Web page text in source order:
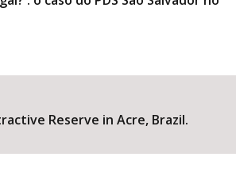
Reserve in Acre, Brazil.